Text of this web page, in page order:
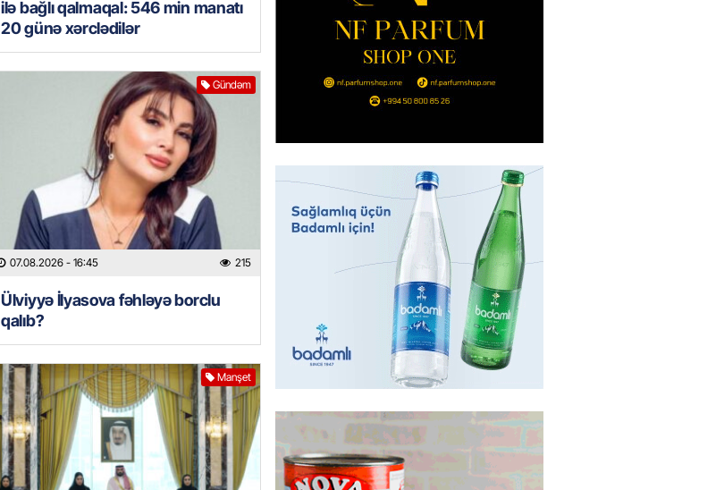
ilə bağlı qalmaqal: 546 min manatı
20 günə xərclədilər
Gündəm
07.08.2026 - 16:45 215
Ülviyyə İlyasova fəhləyə borclu
qalıb?
Manşet
Mişustin avtomobildə Paşinyana nə
GÜNDƏM
Prezidentdən Abel Məhərrəmovun oğlu
ilə bağlı SƏRƏNCAM
07.08.2026- 13:30 101
Prezidentdən Xəzər Fərhadov ilə bağlı
SƏRƏNCAM
07.08.2026 - 13:15 80
ÖZƏL
Azərbaycanda Media və Yayım Şurası
07.08.2026- 13:00